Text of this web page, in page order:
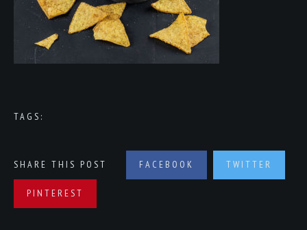
TAGS:
SHARE THIS POST FACEBOOK TWITTER
PINTEREST